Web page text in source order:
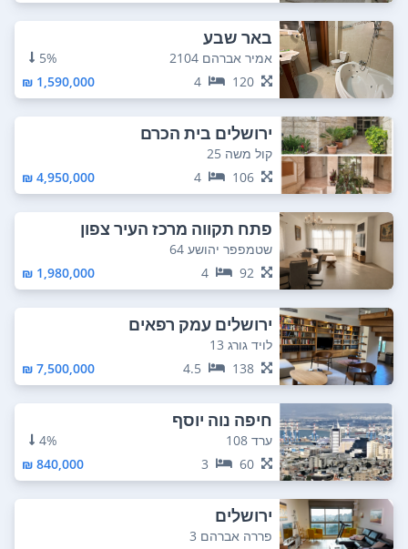
באר שבע
אמיר אברהם 2104
5%
120
4
1,590,000 ₪
ירושלים בית הכרם
קול משה 25
106
4
4,950,000 ₪
פתח תקווה מרכז העיר צפון
שטמפפר יהושע 64
92
4
1,980,000 ₪
ירושלים עמק רפאים
לויד גורג 13
138
4.5
7,500,000 ₪
חיפה נוה יוסף
ערד 108
4%
60
3
840,000 ₪
ירושלים
פררה אברהם 3